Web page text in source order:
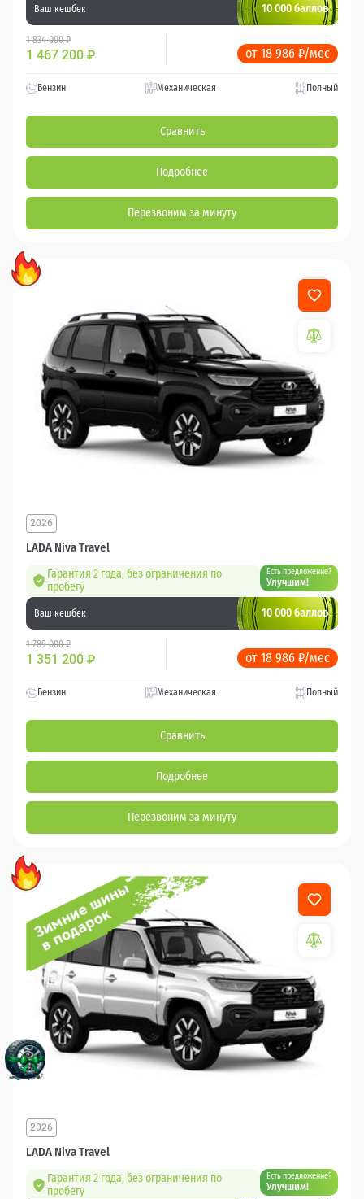
Ваш кешбек 10 000 баллов
1 834 000 ₽
1 467 200 ₽ от 18 986 ₽/мес
Бензин Механическая Полный
Сравнить
Подробнее
Перезвоним за минуту
LADA Niva Travel
2026
Гарантия 2 года, без ограничения по
пробегу
Есть предложение?
Улучшим!
Ваш кешбек 10 000 баллов
1 789 000 ₽
1 351 200 ₽ от 18 986 ₽/мес
Бензин Механическая Полный
Сравнить
Подробнее
Перезвоним за минуту
LADA Niva Travel
2026
Гарантия 2 года, без ограничения по
пробегу
Есть предложение?
Улучшим!